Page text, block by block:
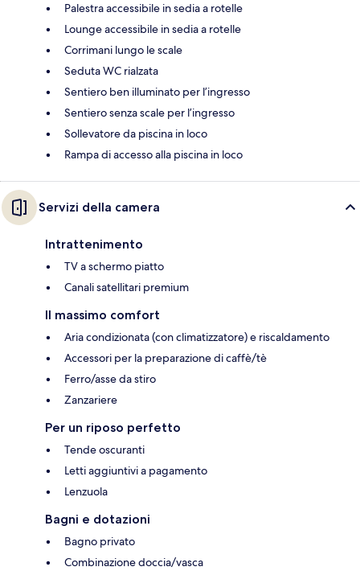
Palestra accessibile in sedia a rotelle
Lounge accessibile in sedia a rotelle
Corrimani lungo le scale
Seduta WC rialzata
Sentiero ben illuminato per l’ingresso
Sentiero senza scale per l’ingresso
Sollevatore da piscina in loco
Rampa di accesso alla piscina in loco
Servizi della camera
Intrattenimento
TV a schermo piatto
Canali satellitari premium
Il massimo comfort
Aria condizionata (con climatizzatore) e riscaldamento
Accessori per la preparazione di caffè/tè
Ferro/asse da stiro
Zanzariere
Per un riposo perfetto
Tende oscuranti
Letti aggiuntivi a pagamento
Lenzuola
Bagni e dotazioni
Bagno privato
Combinazione doccia/vasca